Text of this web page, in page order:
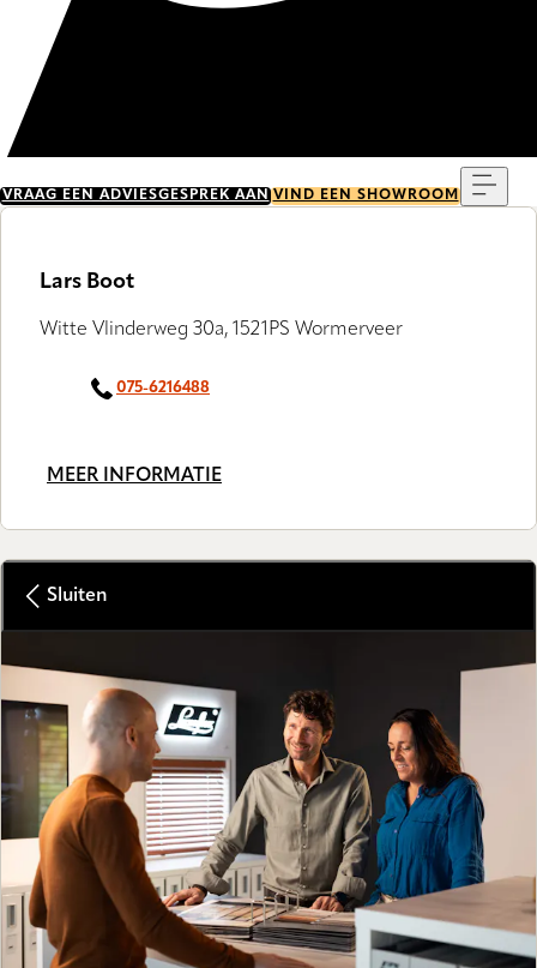
VRAAG EEN ADVIESGESPREK AAN VIND EEN SHOWROOM
Lars Boot
Witte Vlinderweg 30a, 1521PS Wormerveer
075-6216488
MEER INFORMATIE
Sluiten